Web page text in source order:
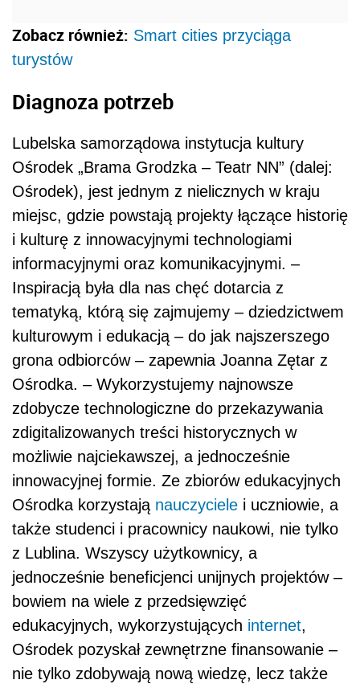
Zobacz również: Smart cities przyciąga
turystów
Diagnoza potrzeb
Lubelska samorządowa instytucja kultury
Ośrodek „Brama Grodzka – Teatr NN” (dalej:
Ośrodek), jest jednym z nielicznych w kraju
miejsc, gdzie powstają projekty łączące historię
i kulturę z innowacyjnymi technologiami
informacyjnymi oraz komunikacyjnymi. –
Inspiracją była dla nas chęć dotarcia z
tematyką, którą się zajmujemy – dziedzictwem
kulturowym i edukacją – do jak najszerszego
grona odbiorców – zapewnia Joanna Zętar z
Ośrodka. – Wykorzystujemy najnowsze
zdobycze technologiczne do przekazywania
zdigitalizowanych treści historycznych w
możliwie najciekawszej, a jednocześnie
innowacyjnej formie. Ze zbiorów edukacyjnych
Ośrodka korzystają nauczyciele i uczniowie, a
także studenci i pracownicy naukowi, nie tylko
z Lublina. Wszyscy użytkownicy, a
jednocześnie beneficjenci unijnych projektów –
bowiem na wiele z przedsięwzięć
edukacyjnych, wykorzystujących internet,
Ośrodek pozyskał zewnętrzne finansowanie –
nie tylko zdobywają nową wiedzę, lecz także